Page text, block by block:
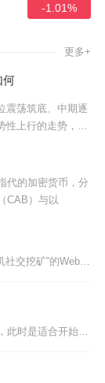
-1.01%
更多+
何
震荡筑底、中期逐
性上行的走势，短
代的加密货币，分
CAB）与以
Bee币（BEE）是2020年由香港团队推出、主打“手机社交挖矿”的Web3项目代币，目前
币圈熊市一般在牛市高点后的12-24个月进入筑底期，此时是适合开始分批交易布局的阶段，而完